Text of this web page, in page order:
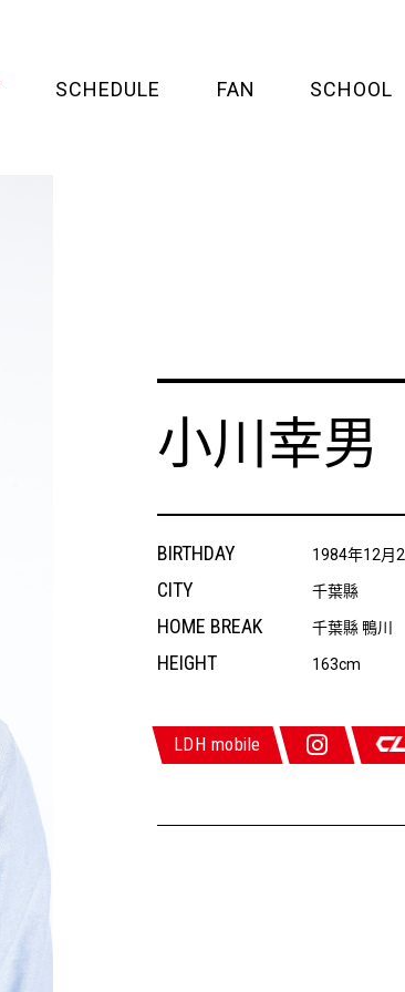
SCHEDULE FAN SCHOOL
小川幸男
BIRTHDAY 1984年12月
CITY 千葉縣
HOME BREAK 千葉縣 鴨川
HEIGHT 163cm
LDH mobile